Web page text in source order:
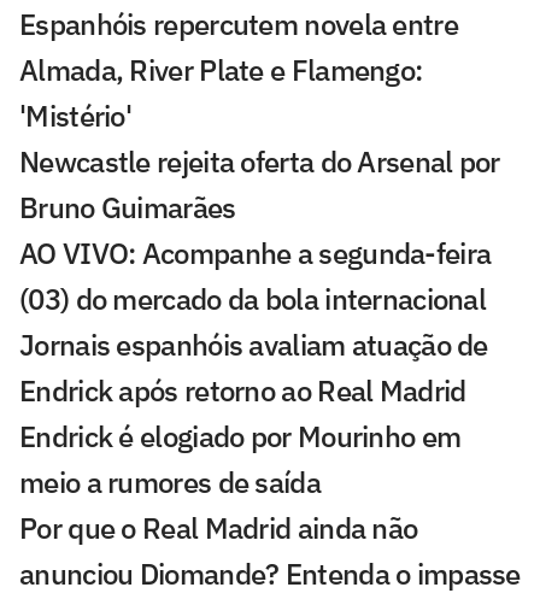
Espanhóis repercutem novela entre
Almada, River Plate e Flamengo:
'Mistério'
Newcastle rejeita oferta do Arsenal por
Bruno Guimarães
AO VIVO: Acompanhe a segunda-feira
(03) do mercado da bola internacional
Jornais espanhóis avaliam atuação de
Endrick após retorno ao Real Madrid
Endrick é elogiado por Mourinho em
meio a rumores de saída
Por que o Real Madrid ainda não
anunciou Diomande? Entenda o impasse